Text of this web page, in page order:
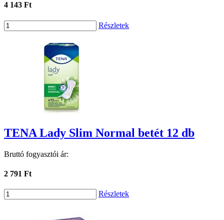
4 143 Ft
Részletek
TENA Lady Slim Normal betét 12 db
Bruttó fogyasztói ár:
2 791 Ft
Részletek